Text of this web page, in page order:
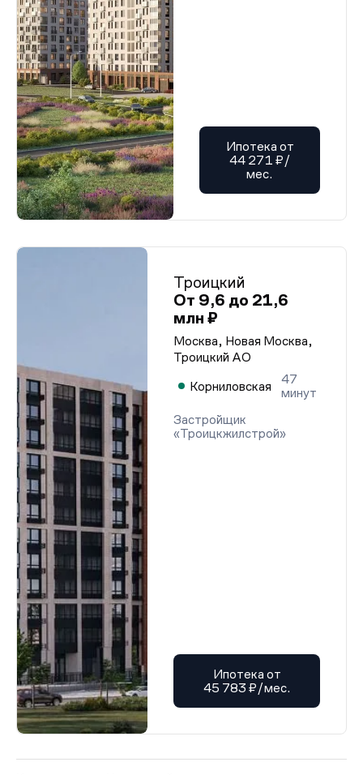
Ипотека от
44 271 ₽/
мес.
Троицкий
От 9,6 до 21,6
млн ₽
Москва, Новая Москва,
Троицкий АО
Корниловская
47
минут
Застройщик
«Троицкжилстрой»
Ипотека от
45 783 ₽/мес.